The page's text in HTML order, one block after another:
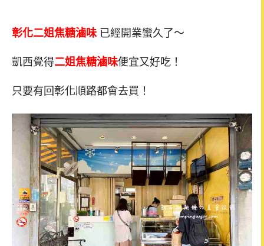
彰化二姐焦糖滷味 已經開業蠻久了～
凱西覺得二姐焦糖滷味便宜又好吃！
只要有回彰化順路都會去買！